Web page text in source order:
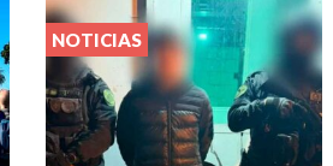
NOTICIAS